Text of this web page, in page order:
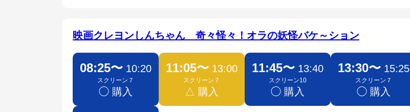
映画クレヨンしんちゃん 奇々怪々！オラの妖怪バケ～ション
08:25〜 10:20
スクリーン７
◯ 購入
11:05〜 13:00
スクリーン７
△ 購入
11:45〜 13:40
スクリーン10
◯ 購入
13:30〜 15:25
スクリーン７
◯ 購入